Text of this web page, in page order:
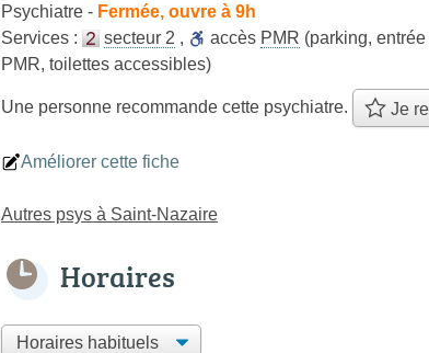
Psychiatre - Fermée, ouvre à 9h
Services :
secteur 2 , accès PMR (parking,
PMR, toilettes accessibles)
Une personne recommande cette psychiatre. Je
Améliorer cette fiche
Autres psys à Saint-Nazaire
Horaires